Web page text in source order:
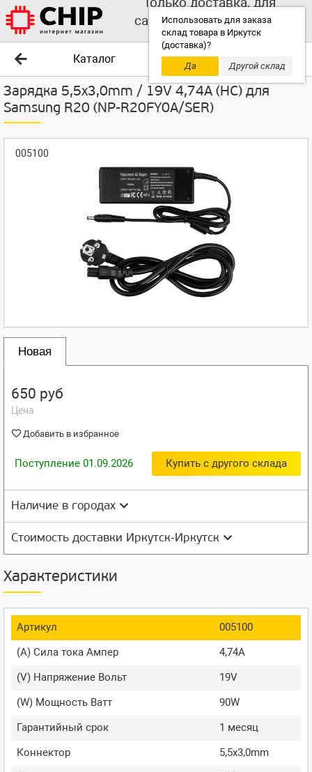
Использовать для заказа
склад товара в Иркутск
(доставка)?
Да
Другой склад
самовывоза выбирайте
другой склад!
Каталог
Зарядка 5,5x3,0mm / 19V 4,74A (HC) для
Samsung R20 (NP-R20FY0A/SER)
005100
Новая
650 руб
Цена
Добавить в избранное
Поступление 01.09.2026 Купить с другого склада
Наличие в городах
Стоимость доставки Иркутск-Иркутск
Характеристики
Артикул
005100
(A) Сила тока Ампер
4,74A
(V) Напряжение Вольт
19V
(W) Мощность Ватт
90W
Гарантийный срок
1 месяц
Коннектор
5,5x3,0mm